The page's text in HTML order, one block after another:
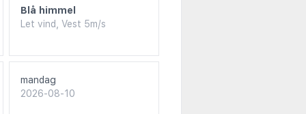
Blå himmel
Let vind, Vest 5m/s
mandag
2026-08-10